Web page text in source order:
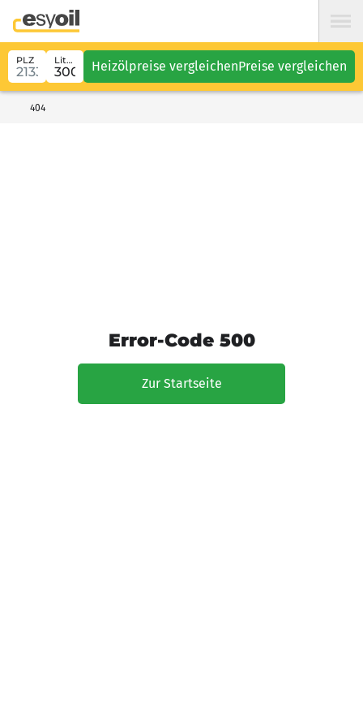
PLZ Liter Heizölpreise vergleichenPreise vergleichen
404
Error-Code 500
Zur Startseite